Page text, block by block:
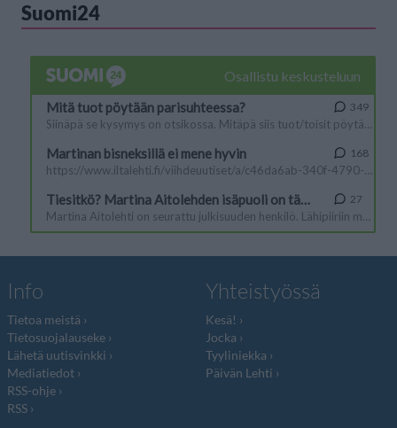
Suomi24
Info
Tietoa meistä
Tietosuojalauseke
Lähetä uutisvinkki
Mediatiedot
RSS-ohje
RSS
Yhteistyössä
Kesä!
Jocka
Tyyliniekka
Päivän Lehti